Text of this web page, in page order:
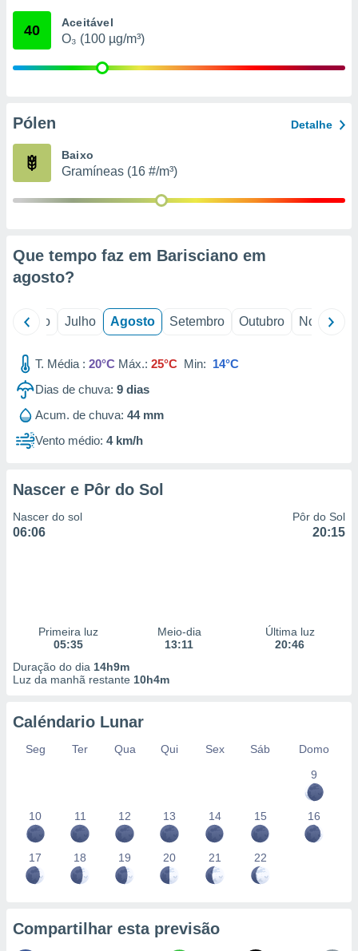
através
estudos
1199
40 Aceitável
O₃ (100 µg/m³)
Pólen Detalhe
Baixo
Gramíneas (16 #/m³)
Que tempo faz em Barisciano em
agosto?
Junho Julho Agosto Setembro Outubro Novembro
T. Média : 20°C Máx.: 25°C Min: 14°C
Dias de chuva: 9 dias
Acum. de chuva: 44 mm
Vento médio: 4 km/h
Nascer e Pôr do Sol
Nascer do sol
06:06
Pôr do Sol
20:15
Primeira luz
05:35
Meio-dia
13:11
Última luz
20:46
Duração do dia 14h9m
Luz da manhã restante 10h4m
Caléndario Lunar
Seg Ter Qua Qui Sex Sáb
Domo
9
10 11 12 13 14 15 16
17 18 19 20 21 22
Compartilhar esta previsão